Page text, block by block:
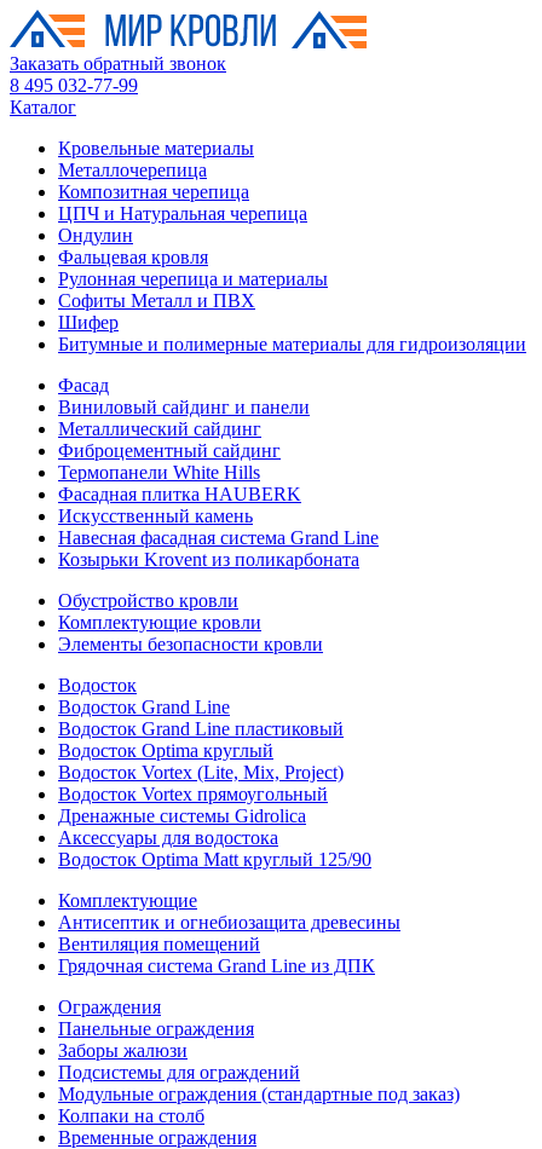
Заказать обратный звонок
8 495 032-77-99
Каталог
Кровельные материалы
Металлочерепица
Композитная черепица
ЦПЧ и Натуральная черепица
Ондулин
Фальцевая кровля
Рулонная черепица и материалы
Софиты Металл и ПВХ
Шифер
Битумные и полимерные материалы для гидроизоляции
Фасад
Виниловый сайдинг и панели
Металлический сайдинг
Фиброцементный сайдинг
Термопанели White Hills
Фасадная плитка HAUBERK
Искусственный камень
Навесная фасадная система Grand Line
Козырьки Krovent из поликарбоната
Обустройство кровли
Комплектующие кровли
Элементы безопасности кровли
Водосток
Водосток Grand Line
Водосток Grand Line пластиковый
Водосток Optima круглый
Водосток Vortex (Lite, Mix, Project)
Водосток Vortex прямоугольный
Дренажные системы Gidrolica
Аксессуары для водостока
Водосток Optima Matt круглый 125/90
Комплектующие
Антисептик и огнебиозащита древесины
Вентиляция помещений
Грядочная система Grand Line из ДПК
Ограждения
Панельные ограждения
Заборы жалюзи
Подсистемы для ограждений
Модульные ограждения (стандартные под заказ)
Колпаки на столб
Временные ограждения